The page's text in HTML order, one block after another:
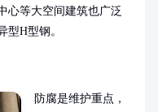
心等大空间建筑也广泛
型H型钢。
防腐是维护重点，